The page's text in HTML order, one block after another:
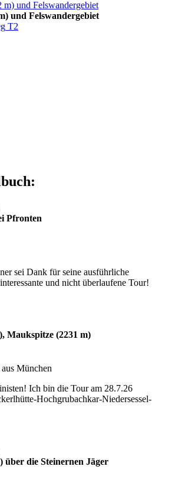
und Felswandergebiet
T2
Pfronten
sei Dank für seine ausführliche
und nicht überlaufene Tour!
Maukspitze (2231 m)
aus München
Ich bin die Tour am 28.7.26
Hochgrubachkar-Niedersessel-
über die Steinernen Jäger